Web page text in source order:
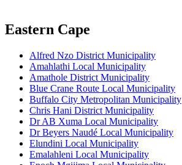
Eastern Cape
Alfred Nzo District Municipality
Amahlathi Local Municipality
Amathole District Municipality
Blue Crane Route Local Municipality
Buffalo City Metropolitan Municipality
Chris Hani District Municipality
Dr AB Xuma Local Municipality
Dr Beyers Naudé Local Municipality
Elundini Local Municipality
Emalahleni Local Municipality